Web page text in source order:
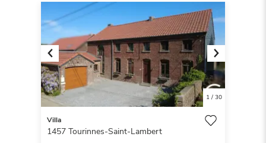
Previous Next
1/ 30
Villa
1457 Tourinnes-Saint-Lambert